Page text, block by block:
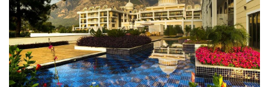
Taizeme
Turcija
Apvienotie Arābu Emirāti
Itālija